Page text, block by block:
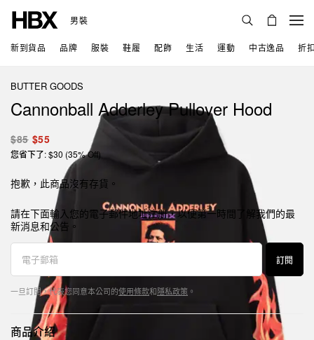
男裝
新到貨品 品牌 服裝 鞋履 配飾 生活 運動 中古逸品 折
BUTTER GOODS
Cannonball Adderley Pullover Hood
$85 $55
您省下了: $30 (35% Off)
抱歉，此商品沒有存貨。
請在下面輸入您的電子郵件地址注册，以便第一時間了解我們的最
新消息和公告。
訂閱
一旦訂閱，代表您同意本公司的使用條款和隱私政策 。
商品介紹